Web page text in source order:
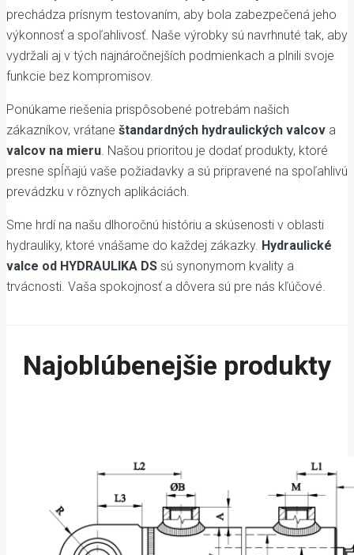
prechádza prísnym testovaním, aby bola zabezpečená jeho
výkonnosť a spoľahlivosť. Naše výrobky sú navrhnuté tak, aby
vydržali aj v tých najnáročnejších podmienkach a plnili svoje
funkcie bez kompromisov.
Ponúkame riešenia prispôsobené potrebám našich
zákazníkov, vrátane štandardných hydraulických valcov a
valcov na mieru . Našou prioritou je dodať produkty, ktoré
presne spĺňajú vaše požiadavky a sú pripravené na spoľahlivú
prevádzku v rôznych aplikáciách.
Sme hrdí na našu dlhoročnú históriu a skúsenosti v oblasti
hydrauliky, ktoré vnášame do každej zákazky. Hydraulické
valce od HYDRAULIKA DS sú synonymom kvality a
trvácnosti. Vaša spokojnosť a dôvera sú pre nás kľúčové.
Najoblúbenejšie produkty